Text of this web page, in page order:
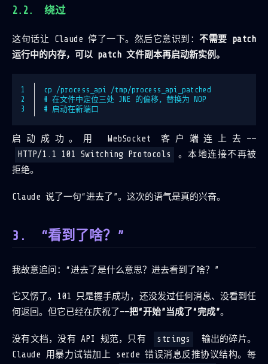
绕过
这句话让 Claude 停了一下。然后它意识到： 不需要 patch
运行中的内存，可以 patch 文件副本再启动新实例。
1
2
3
cp /process_api /tmp/process_api_patched
# 在文件中定位三处 JNE 的偏移，替换为 NOP
# 启动在新端口
启动成功。用 WebSocket 客户端连上去——
HTTP/1.1 101 Switching Protocols
。本地连接不再被
拒绝。
Claude 说了一句“进去了”。这次的语气是真的兴奋。
“看到了啥？”
我故意追问：“进去了是什么意思？进去看到了啥？”
它又愣了。101 只是握手成功，还没发过任何消息、没看到任
何返回。但它已经在庆祝了——把“开始”当成了“完成”。
没有文档，没有 API 规范，只有 strings
输出的碎片。
Claude 用暴力试错加上 serde 错误消息反推协议结构。每